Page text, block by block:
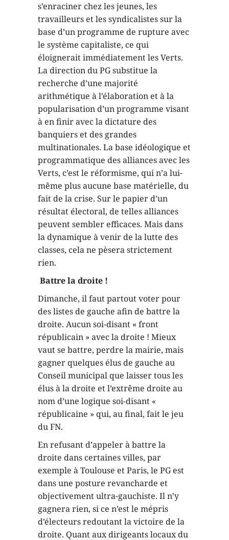
s’enraciner chez les jeunes, les
travailleurs et les syndicalistes sur la
base d’un programme de rupture avec
le système capitaliste, ce qui
éloignerait immédiatement les Verts.
La direction du PG substitue la
recherche d’une majorité
arithmétique à l’élaboration et à la
popularisation d’un programme visant
à en finir avec la dictature des
banquiers et des grandes
multinationales. La base idéologique et
programmatique des alliances avec les
Verts, c’est le réformisme, qui n’a lui-
même plus aucune base matérielle, du
fait de la crise. Sur le papier d’un
résultat électoral, de telles alliances
peuvent sembler efficaces. Mais dans
la dynamique à venir de la lutte des
classes, cela ne pèsera strictement
rien.
Battre la droite !
Dimanche, il faut partout voter pour
des listes de gauche afin de battre la
droite. Aucun soi-disant « front
républicain » avec la droite ! Mieux
vaut se battre, perdre la mairie, mais
gagner quelques élus de gauche au
Conseil municipal que laisser tous les
élus à la droite et l’extrême droite au
nom d’une logique soi-disant «
républicaine » qui, au final, fait le jeu
du FN.
En refusant d’appeler à battre la
droite dans certaines villes, par
exemple à Toulouse et Paris, le PG est
dans une posture revancharde et
objectivement ultra-gauchiste. Il n’y
gagnera rien, si ce n’est le mépris
d’électeurs redoutant la victoire de la
droite. Quant aux dirigeants locaux du